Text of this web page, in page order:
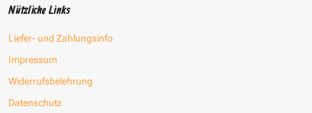
Nützliche Links
Liefer- und Zahlungsinfo
Impressum
Widerrufsbelehrung
Datenschutz